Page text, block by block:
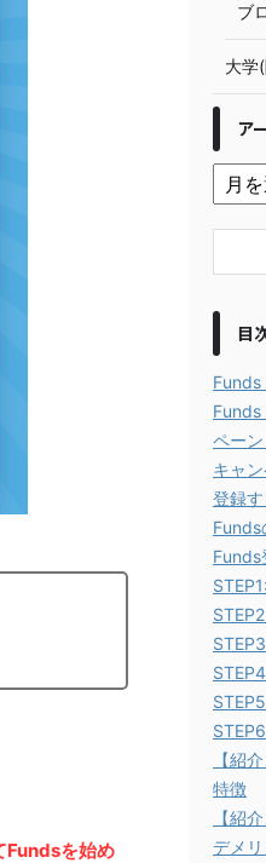
Fundsを始め
ブ
大学
ア
目
Funds
Funds
ペー
キャ
登録
Funds
Funds
【紹
特徴
【紹
デメ